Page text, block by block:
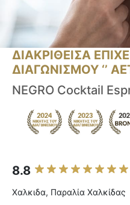
ΔΙΑΚΡΙΘΕΙΣΑ
ΔΙΑΓΩΝΙΣΜΟΥ ‘’
NEGRO Cocktail
8.8
Χαλκιδα, Παραλία Χαλκίδας